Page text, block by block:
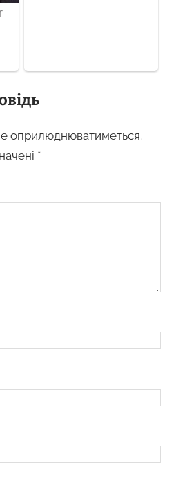
оприлюднюватиметься.
*